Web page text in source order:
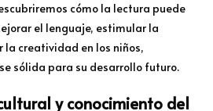
cómo la lectura puede
el lenguaje, estimular la
creatividad en los niños,
sólida para su desarrollo futuro.
y conocimiento del